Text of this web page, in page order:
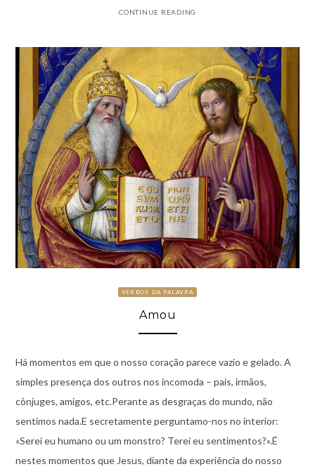
CONTINUE READING
VERBOS DA PALAVRA
Amou
Há momentos em que o nosso coração parece vazio e gelado. A
simples presença dos outros nos incomoda – pais, irmãos,
cônjuges, amigos, etc.Perante as desgraças do mundo, não
sentimos nada.E secretamente perguntamo-nos no interior:
«Serei eu humano ou um monstro? Terei eu sentimentos?».É
nestes momentos que Jesus, diante da experiência do nosso